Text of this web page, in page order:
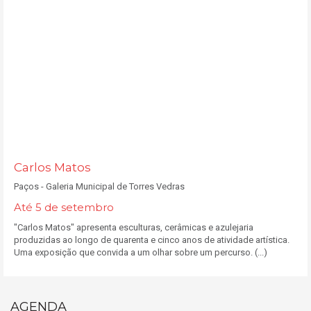
Carlos Matos
Paços - Galeria Municipal de Torres Vedras
Até 5 de setembro
"Carlos Matos" apresenta esculturas, cerâmicas e azulejaria
produzidas ao longo de quarenta e cinco anos de atividade artística.
Uma exposição que convida a um olhar sobre um percurso. (...)
AGENDA